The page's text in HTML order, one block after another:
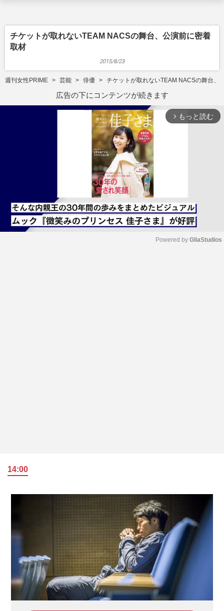
チケットが取れないTEAM NACSの舞台、公演前に密着
取材
2015/8/23
週刊女性PRIME 芸能 俳優 チケットが取れないTEAM NACSの舞台、
広告の下にコンテンツが続きます
arrow_forward_ios もっと読む
Powered by GliaStudios
14:00